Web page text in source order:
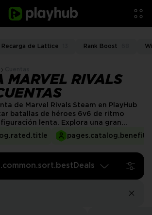
Recarga de Lattice Rank Boost
MARVEL RIVALS
de Marvel Rivals Steam en PlayHub
batallas de héroes 6v6 de ritmo
lenta. Explora una gran
cargadas con skins raros,
eventos y rangos más altos listos para
rápido con un perfil que te da una